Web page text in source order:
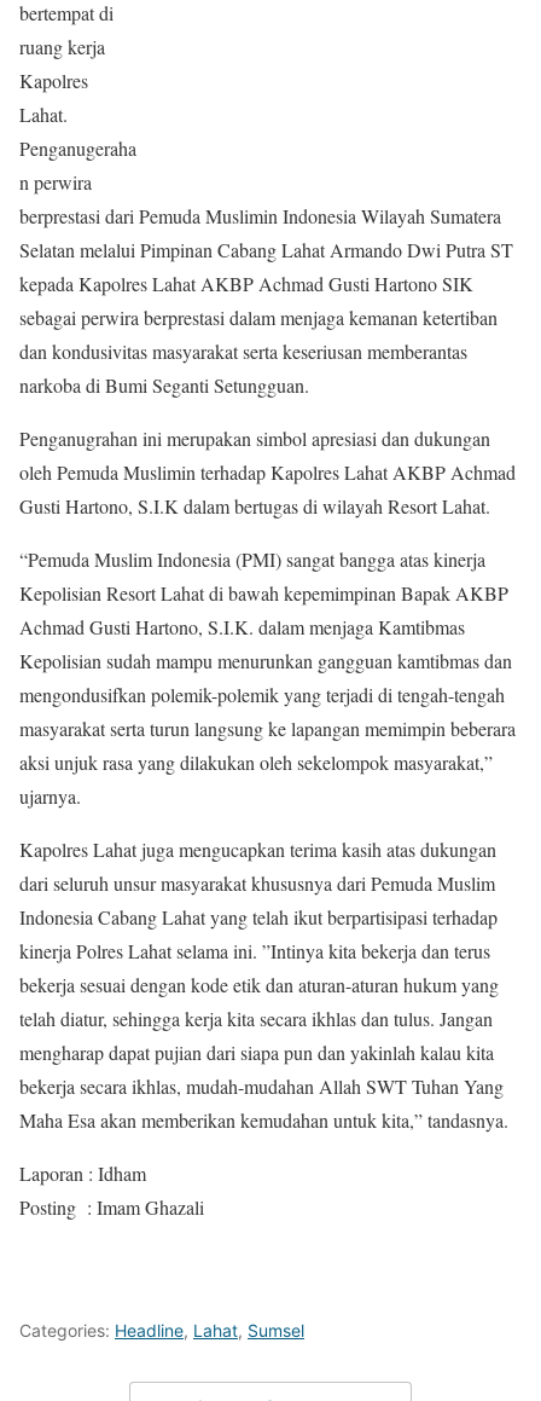
bertempat di
ruang kerja
Kapolres
Lahat.
Penganugeraha
n perwira
berprestasi dari Pemuda Muslimin Indonesia Wilayah Sumatera
Selatan melalui Pimpinan Cabang Lahat Armando Dwi Putra ST
kepada Kapolres Lahat AKBP Achmad Gusti Hartono SIK
sebagai perwira berprestasi dalam menjaga kemanan ketertiban
dan kondusivitas masyarakat serta keseriusan memberantas
narkoba di Bumi Seganti Setungguan.
Penganugrahan ini merupakan simbol apresiasi dan dukungan
oleh Pemuda Muslimin terhadap Kapolres Lahat AKBP Achmad
Gusti Hartono, S.I.K dalam bertugas di wilayah Resort Lahat.
“Pemuda Muslim Indonesia (PMI) sangat bangga atas kinerja
Kepolisian Resort Lahat di bawah kepemimpinan Bapak AKBP
Achmad Gusti Hartono, S.I.K. dalam menjaga Kamtibmas
Kepolisian sudah mampu menurunkan gangguan kamtibmas dan
mengondusifkan polemik-polemik yang terjadi di tengah-tengah
masyarakat serta turun langsung ke lapangan memimpin beberara
aksi unjuk rasa yang dilakukan oleh sekelompok masyarakat,”
ujarnya.
Kapolres Lahat juga mengucapkan terima kasih atas dukungan
dari seluruh unsur masyarakat khususnya dari Pemuda Muslim
Indonesia Cabang Lahat yang telah ikut berpartisipasi terhadap
kinerja Polres Lahat selama ini. ”Intinya kita bekerja dan terus
bekerja sesuai dengan kode etik dan aturan-aturan hukum yang
telah diatur, sehingga kerja kita secara ikhlas dan tulus. Jangan
mengharap dapat pujian dari siapa pun dan yakinlah kalau kita
bekerja secara ikhlas, mudah-mudahan Allah SWT Tuhan Yang
Maha Esa akan memberikan kemudahan untuk kita,” tandasnya.
Laporan : Idham
Posting : Imam Ghazali
Categories: Headline, Lahat, Sumsel